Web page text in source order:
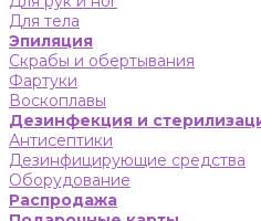
Для тела
Эпиляция
Скрабы и обертывания
Фартуки
Воскоплавы
Дезинфекция и
Антисептики
Дезинфицирующие средства
Оборудование
Распродажа